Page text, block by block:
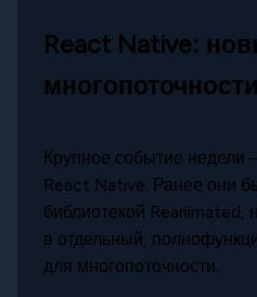
React Native:
Крупное событие
React Native. Ранее они
библиотекой Reanimated,
в отдельный,
для многопоточности.